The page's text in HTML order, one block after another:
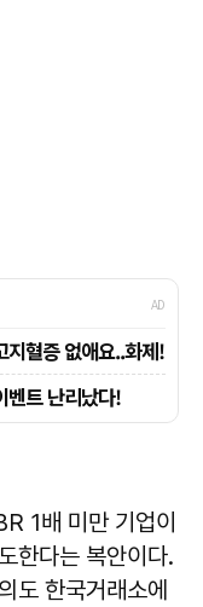
1배 미만 기업이
한다는 복안이다.
도 한국거래소에